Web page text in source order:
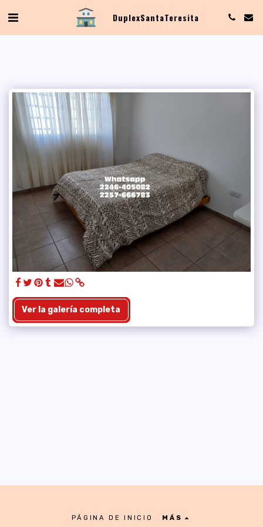
Duplex Santa Teresita
Ver la galería completa
PÁGINA DE INICIO MÁS